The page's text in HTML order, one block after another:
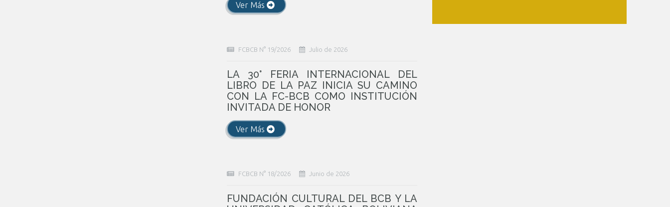
Ver Más
FCBCB N° 19/2026 Julio de 2026
LA 30° FERIA INTERNACIONAL DEL
LIBRO DE LA PAZ INICIA SU CAMINO
CON LA FC-BCB COMO INSTITUCIÓN
INVITADA DE HONOR
Ver Más
FCBCB N° 18/2026 Junio de 2026
FUNDACIÓN CULTURAL DEL BCB Y LA